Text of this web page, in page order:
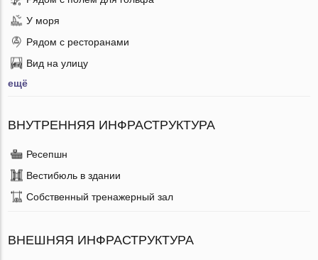
У моря
Рядом с ресторанами
Вид на улицу
ещё
ВНУТРЕННЯЯ ИНФРАСТРУКТУРА
Ресепшн
Вестибюль в здании
Собственный тренажерный зал
ВНЕШНЯЯ ИНФРАСТРУКТУРА